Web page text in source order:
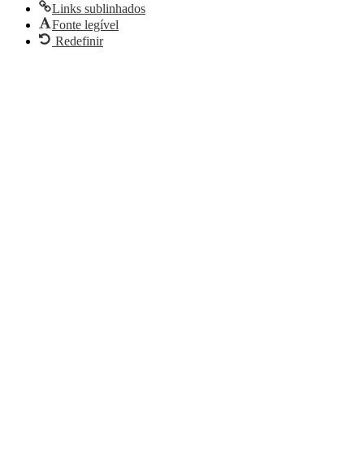
Links sublinhados
Fonte legível
Redefinir